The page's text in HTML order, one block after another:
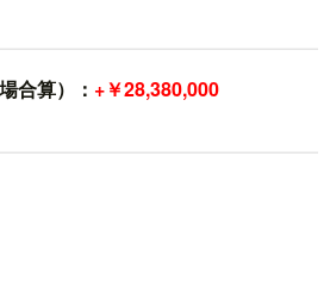
合算）： +￥28,380,000